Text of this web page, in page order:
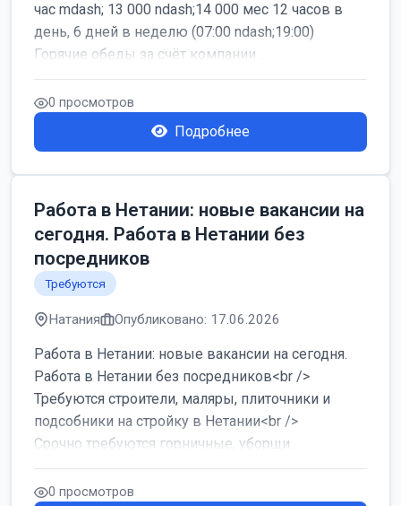
час mdash; 13 000 ndash;14 000 мес 12 часов в
день, 6 дней в неделю (07:00 ndash;19:00)
Горячие обеды за счёт компании ...
0 просмотров
Подробнее
Работа в Нетании: новые вакансии на
сегодня. Работа в Нетании без
посредников
Требуются
Натания Опубликовано: 17.06.2026
Работа в Нетании: новые вакансии на сегодня.
Работа в Нетании без посредников<br />
Требуются строители, маляры, плиточники и
подсобники на стройку в Нетании<br />
Срочно требуются горничные, уборщи...
0 просмотров